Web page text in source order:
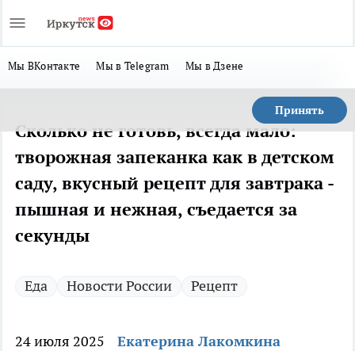
Мы ВКонтакте Мы в Telegram Мы в Дзене
Принять
Сколько не готовь, всегда мало:
творожная запеканка как в детском
саду, вкусный рецепт для завтрака -
пышная и нежная, съедается за
секунды
Еда Новости России Рецепт
24 июля 2025 Екатерина Лакомкина